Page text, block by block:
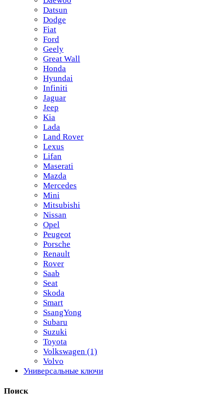
Datsun
Dodge
Fiat
Ford
Geely
Great Wall
Honda
Hyundai
Infiniti
Jaguar
Jeep
Kia
Lada
Land Rover
Lexus
Lifan
Maserati
Mazda
Mercedes
Mini
Mitsubishi
Nissan
Opel
Peugeot
Porsche
Renault
Rover
Saab
Seat
Skoda
Smart
SsangYong
Subaru
Suzuki
Toyota
Volkswagen (1)
Volvo
Универсальные ключи
Поиск